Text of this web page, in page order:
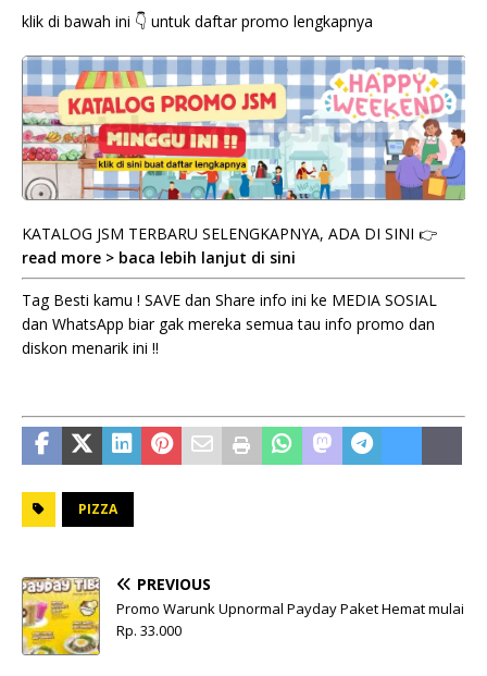
klik di bawah ini 👇 untuk daftar promo lengkapnya
KATALOG JSM TERBARU SELENGKAPNYA, ADA DI SINI 👉
read more > baca lebih lanjut di sini
Tag Besti kamu ! SAVE dan Share info ini ke MEDIA SOSIAL
dan WhatsApp biar gak mereka semua tau info promo dan
diskon menarik ini !!
PIZZA
PREVIOUS
Promo Warunk Upnormal Payday Paket Hemat mulai
Rp. 33.000